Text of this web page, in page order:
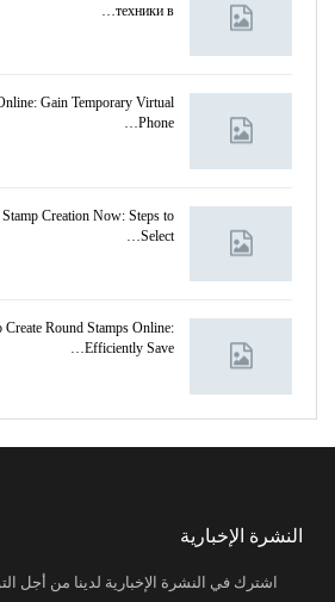
техники в…
Gain Temporary Virtual
Phone…
Creation Now: Steps to
Select…
Round Stamps Online:
Efficiently Save…
النشرة الإخبارية
اشترك في النشرة الإخبارية لدينا من أجل